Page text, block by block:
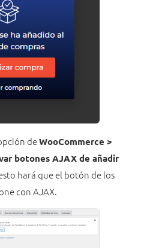
deWooCommerce >
botones AJAX de añadir
hará que el botón de los
con AJAX.